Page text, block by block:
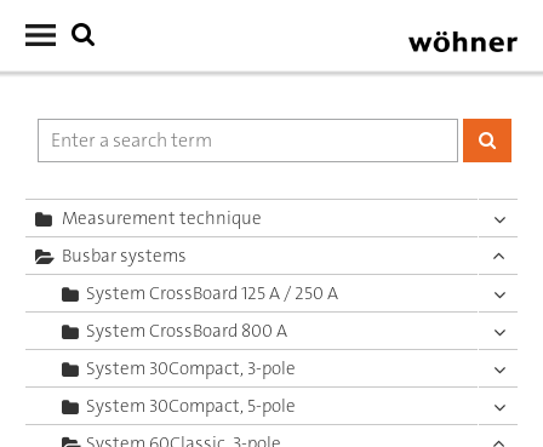
Measurement technique
Busbar systems
System CrossBoard 125 A / 250 A
System CrossBoard 800 A
System 30Compact, 3-pole
System 30Compact, 5-pole